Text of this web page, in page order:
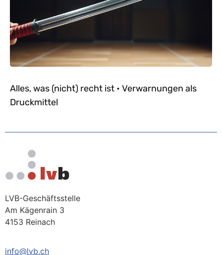
Alles, was (nicht) recht ist • Verwarnungen als
Druckmittel
LVB-Geschäftsstelle
Am Kägenrain 3
4153 Reinach
info@lvb.ch